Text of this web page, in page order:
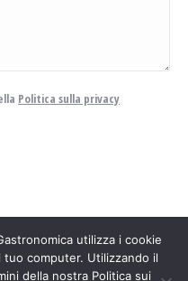
Politica sulla privacy
utilizza i cookie
computer. Utilizzando il
della nostra Politica sui